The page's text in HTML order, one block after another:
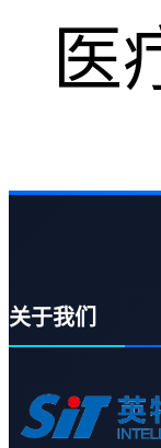
医
关于我们